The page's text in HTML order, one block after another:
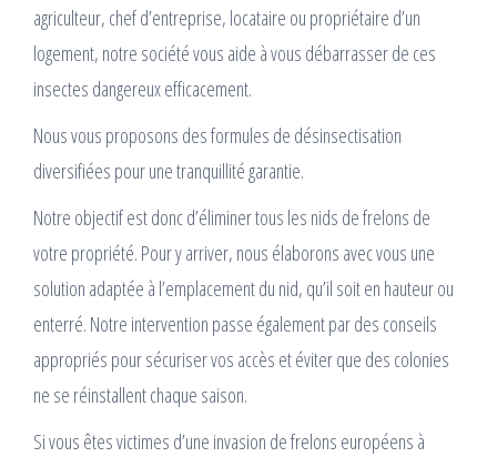
agriculteur, chef d’entreprise, locataire ou propriétaire d’un
logement, notre société vous aide à vous débarrasser de ces
insectes dangereux efficacement.
Nous vous proposons des formules de désinsectisation
diversifiées pour une tranquillité garantie.
Notre objectif est donc d’éliminer tous les nids de frelons de
votre propriété. Pour y arriver, nous élaborons avec vous une
solution adaptée à l’emplacement du nid, qu’il soit en hauteur ou
enterré. Notre intervention passe également par des conseils
appropriés pour sécuriser vos accès et éviter que des colonies
ne se réinstallent chaque saison.
Si vous êtes victimes d’une invasion de frelons européens à